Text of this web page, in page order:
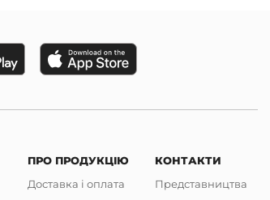
ПРО ПРОДУКЦІЮ
Доставка і оплата
КОНТАКТИ
Представництва